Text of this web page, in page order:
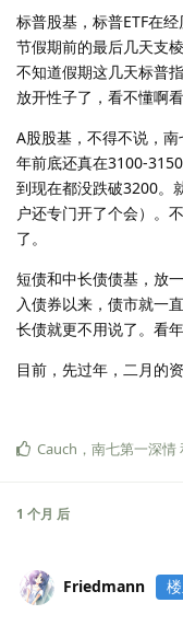
标普股基，标普ETF在
节假期前的最后几天支
不知道假期这几天标普
放开性子了，看不懂啊看
A股股基，不得不说，
年前底还真在3100-
到现在都没跌破3200。
户还专门开了个会）。
了。
短债和中长债债基，放
入债券以来，债市就一
长债就更不用说了。看
目前，先过年，二月的
Cauch ， 南七第一深情
1 个月 后
Friedmann